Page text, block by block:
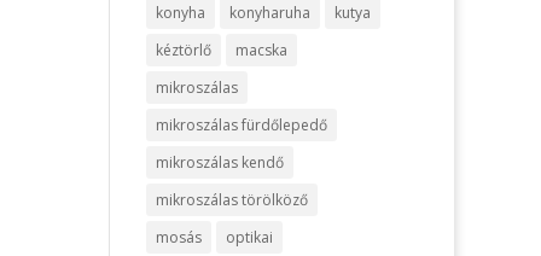
konyha
konyharuha
kutya
kéztörlő
macska
mikroszálas
mikroszálas fürdőlepedő
mikroszálas kendő
mikroszálas törölköző
mosás
optikai